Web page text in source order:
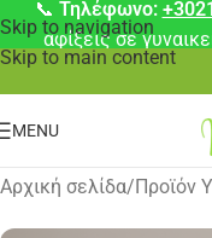
Skip to navigation
Skip to main content
📞 Τηλέφωνο:
αφίξεις σε
MENU
Αρχική σελίδα/Προϊόν